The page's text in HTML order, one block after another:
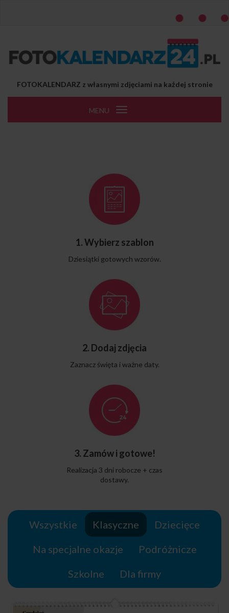
FOTOKALENDARZ z własnymi zdjęciami na każdej stronie
MENU
Toggle
1. Wybierz szablon
Dziesiątki gotowych wzorów.
2. Dodaj zdjęcia
Zaznacz święta i ważne daty.
3. Zamów i gotowe!
Realizacja 3 dni robocze + czas
dostawy.
Wszystkie Klasyczne
Dziecięce
Na specjalne okazje
Podróżnicze
Szkolne
Dla firmy